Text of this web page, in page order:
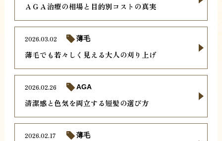
ＡＧＡ治療の相場と目的別コストの真実
薄毛でも若々しく見える大人の刈り上げ
2026.03.02 薄毛
清潔感と色気を両立する短髪の選び方
2026.02.26 AGA
2026.02.17 薄毛